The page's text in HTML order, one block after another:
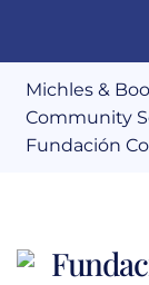
Michles &
Community
Fundación